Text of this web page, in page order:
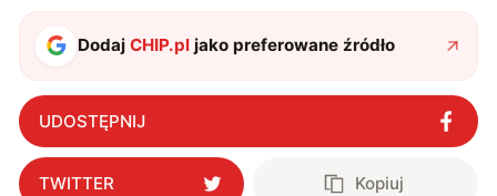
DodajCHIP.pl jako preferowane źródło
UDOSTĘPNIJ
TWITTER Kopiuj